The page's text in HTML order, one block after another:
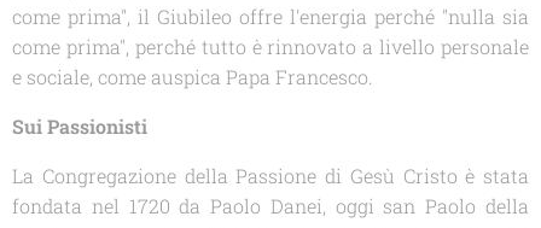
come prima", il Giubileo offre l'energia perché "nulla sia
come prima", perché tutto è rinnovato a livello personale
e sociale, come auspica Papa Francesco.
Sui Passionisti
La Congregazione della Passione di Gesù Cristo è stata
fondata nel 1720 da Paolo Danei, oggi san Paolo della